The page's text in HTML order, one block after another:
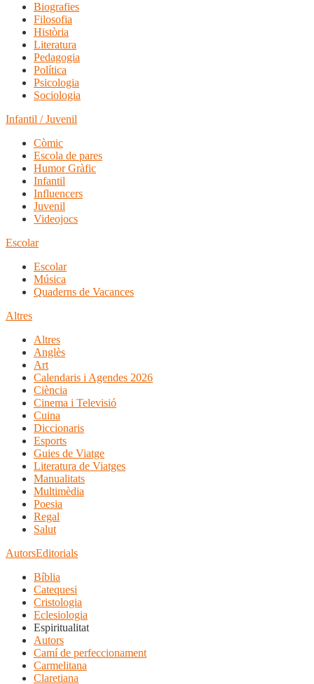
Biografies
Filosofia
Història
Literatura
Pedagogia
Política
Psicologia
Sociologia
Infantil / Juvenil
Còmic
Escola de pares
Humor Gràfic
Infantil
Influencers
Juvenil
Videojocs
Escolar
Escolar
Música
Quaderns de Vacances
Altres
Altres
Anglès
Art
Calendaris i Agendes 2026
Ciència
Cinema i Televisió
Cuina
Diccionaris
Esports
Guies de Viatge
Literatura de Viatges
Manualitats
Multimèdia
Poesia
Regal
Salut
AutorsEditorials
Bíblia
Catequesi
Cristologia
Eclesiologia
Espiritualitat
Autors
Camí de perfeccionament
Carmelitana
Claretiana